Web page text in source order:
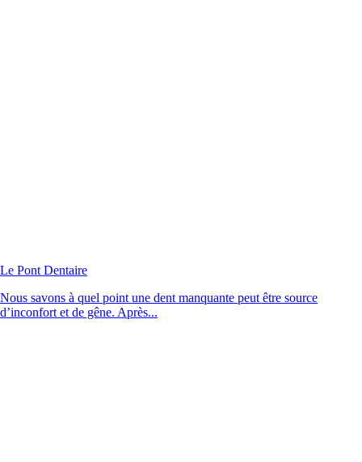
Le Pont Dentaire
Nous savons à quel point une dent manquante peut être source
d’inconfort et de gêne. Après...